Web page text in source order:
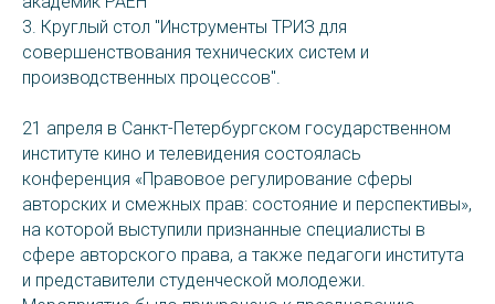
3. Круглый стол "Инструменты ТРИЗ для
совершенствования технических систем и
производственных процессов".
21 апреля в Санкт-Петербургском государственном
институте кино и телевидения состоялась
конференция «Правовое регулирование сферы
авторских и смежных прав: состояние и перспективы»,
на которой выступили признанные специалисты в
сфере авторского права, а также педагоги института
и представители студенческой молодежи.